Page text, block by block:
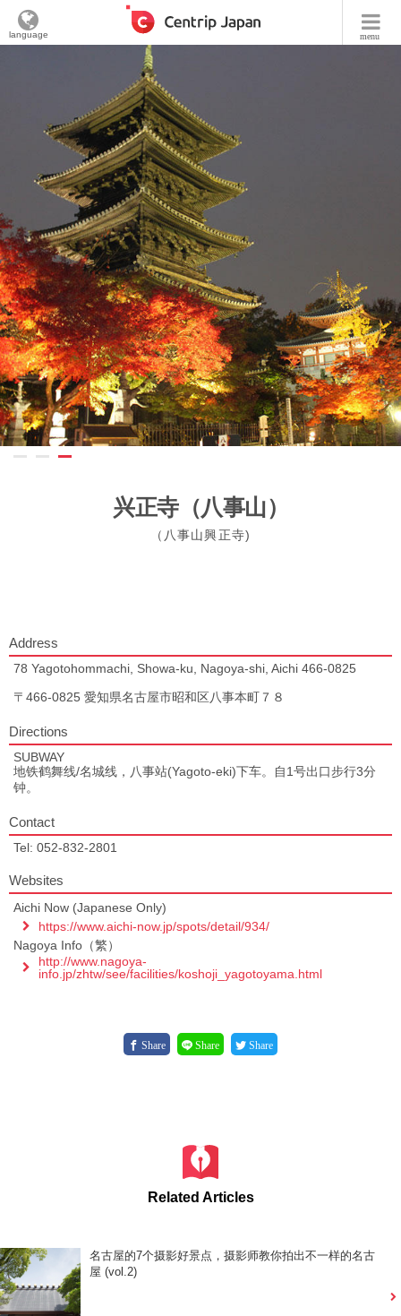
menu
language
兴正寺（八事山）
（八事山興正寺)
Address
78 Yagotohommachi, Showa-ku, Nagoya-shi, Aichi 466-0825
〒466-0825 愛知県名古屋市昭和区八事本町７８
Directions
SUBWAY
地铁鹤舞线/名城线，八事站(Yagoto-eki)下车。自1号出口步行3分
钟。
Contact
Tel: 052-832-2801
Websites
Aichi Now (Japanese Only)
https://www.aichi-now.jp/spots/detail/934/
Nagoya Info（繁）
http://www.nagoya-
info.jp/zhtw/see/facilities/koshoji_yagotoyama.html
Share Share Share
Related Articles
名古屋的7个摄影好景点，摄影师教你拍出不一样的名古
屋 (vol.2)